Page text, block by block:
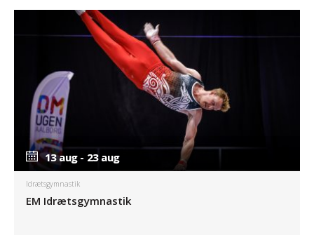
13 aug - 23 aug
13 aug - 23 aug
Idrætsgymnastik
EM Idrætsgymnastik